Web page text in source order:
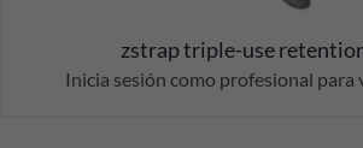
zstrap triple-use
Inicia sesión como profesional para